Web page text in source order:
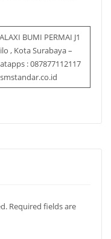
BUMI PERMAI J1
, Kota Surabaya –
: 087877112117
Required fields are